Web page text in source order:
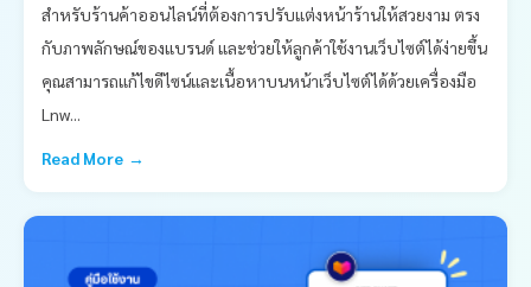
สำหรับร้านค้าออนไลน์ที่ต้องการปรับแต่งหน้าร้านให้สวยงาม ตรง
กับภาพลักษณ์ของแบรนด์ และช่วยให้ลูกค้าใช้งานเว็บไซต์ได้ง่ายขึ้น
คุณสามารถแก้ไขดีไซน์และเนื้อหาบนหน้าเว็บไซต์ได้ด้วยเครื่องมือ
Lnw...
Read More →